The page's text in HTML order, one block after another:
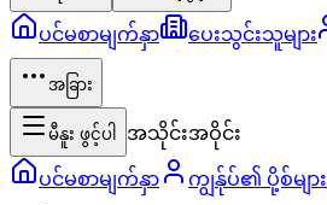
ပင်မစာမျက်နှာ ပေးသွင်းသူများ
အခြား
မီနူး ဖွင့်ပါ အသိုင်းအဝိုင်း
ပင်မစာမျက်နှာ ကျွန်ုပ်၏ ပို့စ်များ